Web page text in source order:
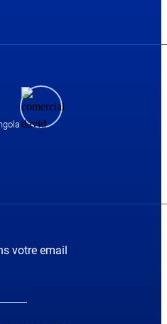
votre email